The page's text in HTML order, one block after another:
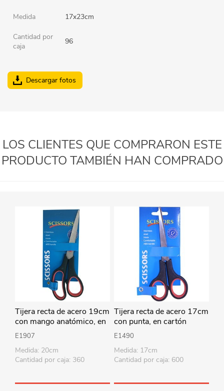
Medida 17x23cm
Cantidad por
caja
96
Descargar fotos
LOS CLIENTES QUE COMPRARON ESTE
PRODUCTO TAMBIÉN HAN COMPRADO
Tijera recta de acero 19cm
con mango anatómico, en
cartón
E1907
Medida: 20cm
Cantidad por caja: 360
Tijera recta de acero 17cm
con punta, en cartón
E1490
Medida: 17cm
Cantidad por caja: 600